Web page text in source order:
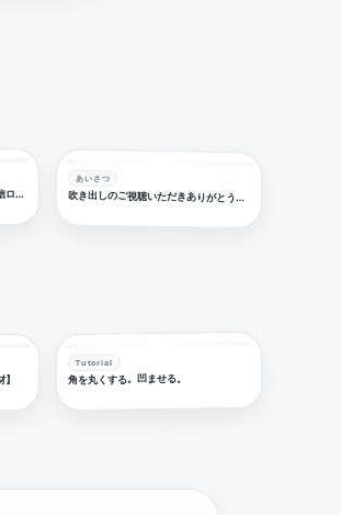
とゴシックのありがとう 感謝配信ロゴ【フリー素材・サムネ素材】
あいさつ
吹き出しのご視聴いただきありがとうございます 感謝配信ロゴ【フリー素材・サムネ素材】
Tutorial
角を丸くする。凹ませる。